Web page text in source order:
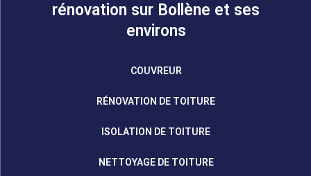
rénovation sur Bollène et ses
environs
COUVREUR
RÉNOVATION DE TOITURE
ISOLATION DE TOITURE
NETTOYAGE DE TOITURE